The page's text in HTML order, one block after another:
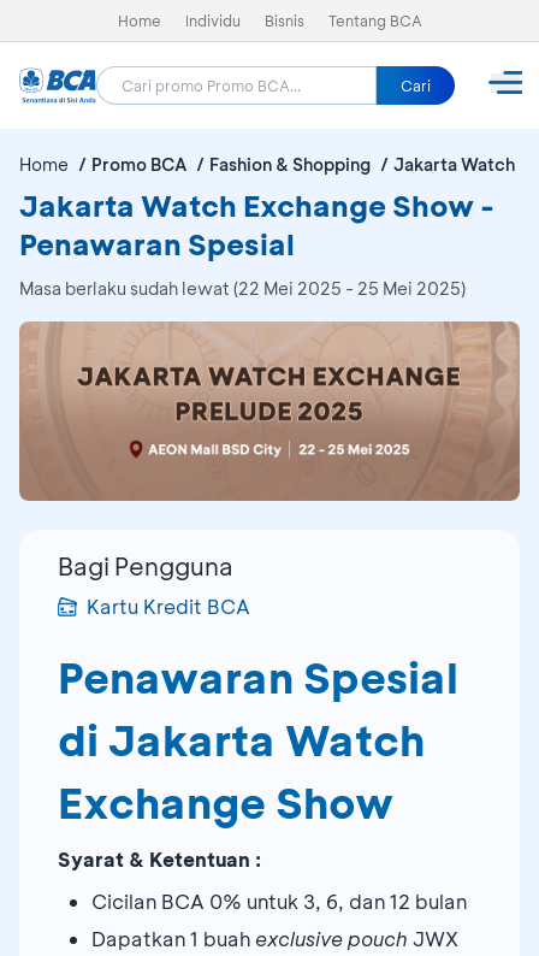
Home Individu Bisnis Tentang BCA
Cari
Home Promo BCA Fashion & Shopping Jakarta Watch
Jakarta Watch Exchange Show -
Penawaran Spesial
Masa berlaku sudah lewat (22 Mei 2025 - 25 Mei 2025)
Bagi Pengguna
Kartu Kredit BCA
Penawaran Spesial
di Jakarta Watch
Exchange Show
Syarat & Ketentuan :
Cicilan BCA 0% untuk 3, 6, dan 12 bulan
Dapatkan 1 buah exclusive pouch JWX